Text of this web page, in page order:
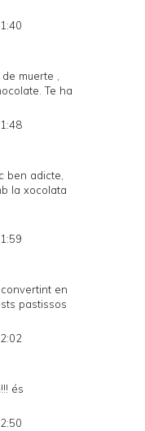
muerte ,
Te ha
ben adicte,
la xocolata
en
pastissos
és